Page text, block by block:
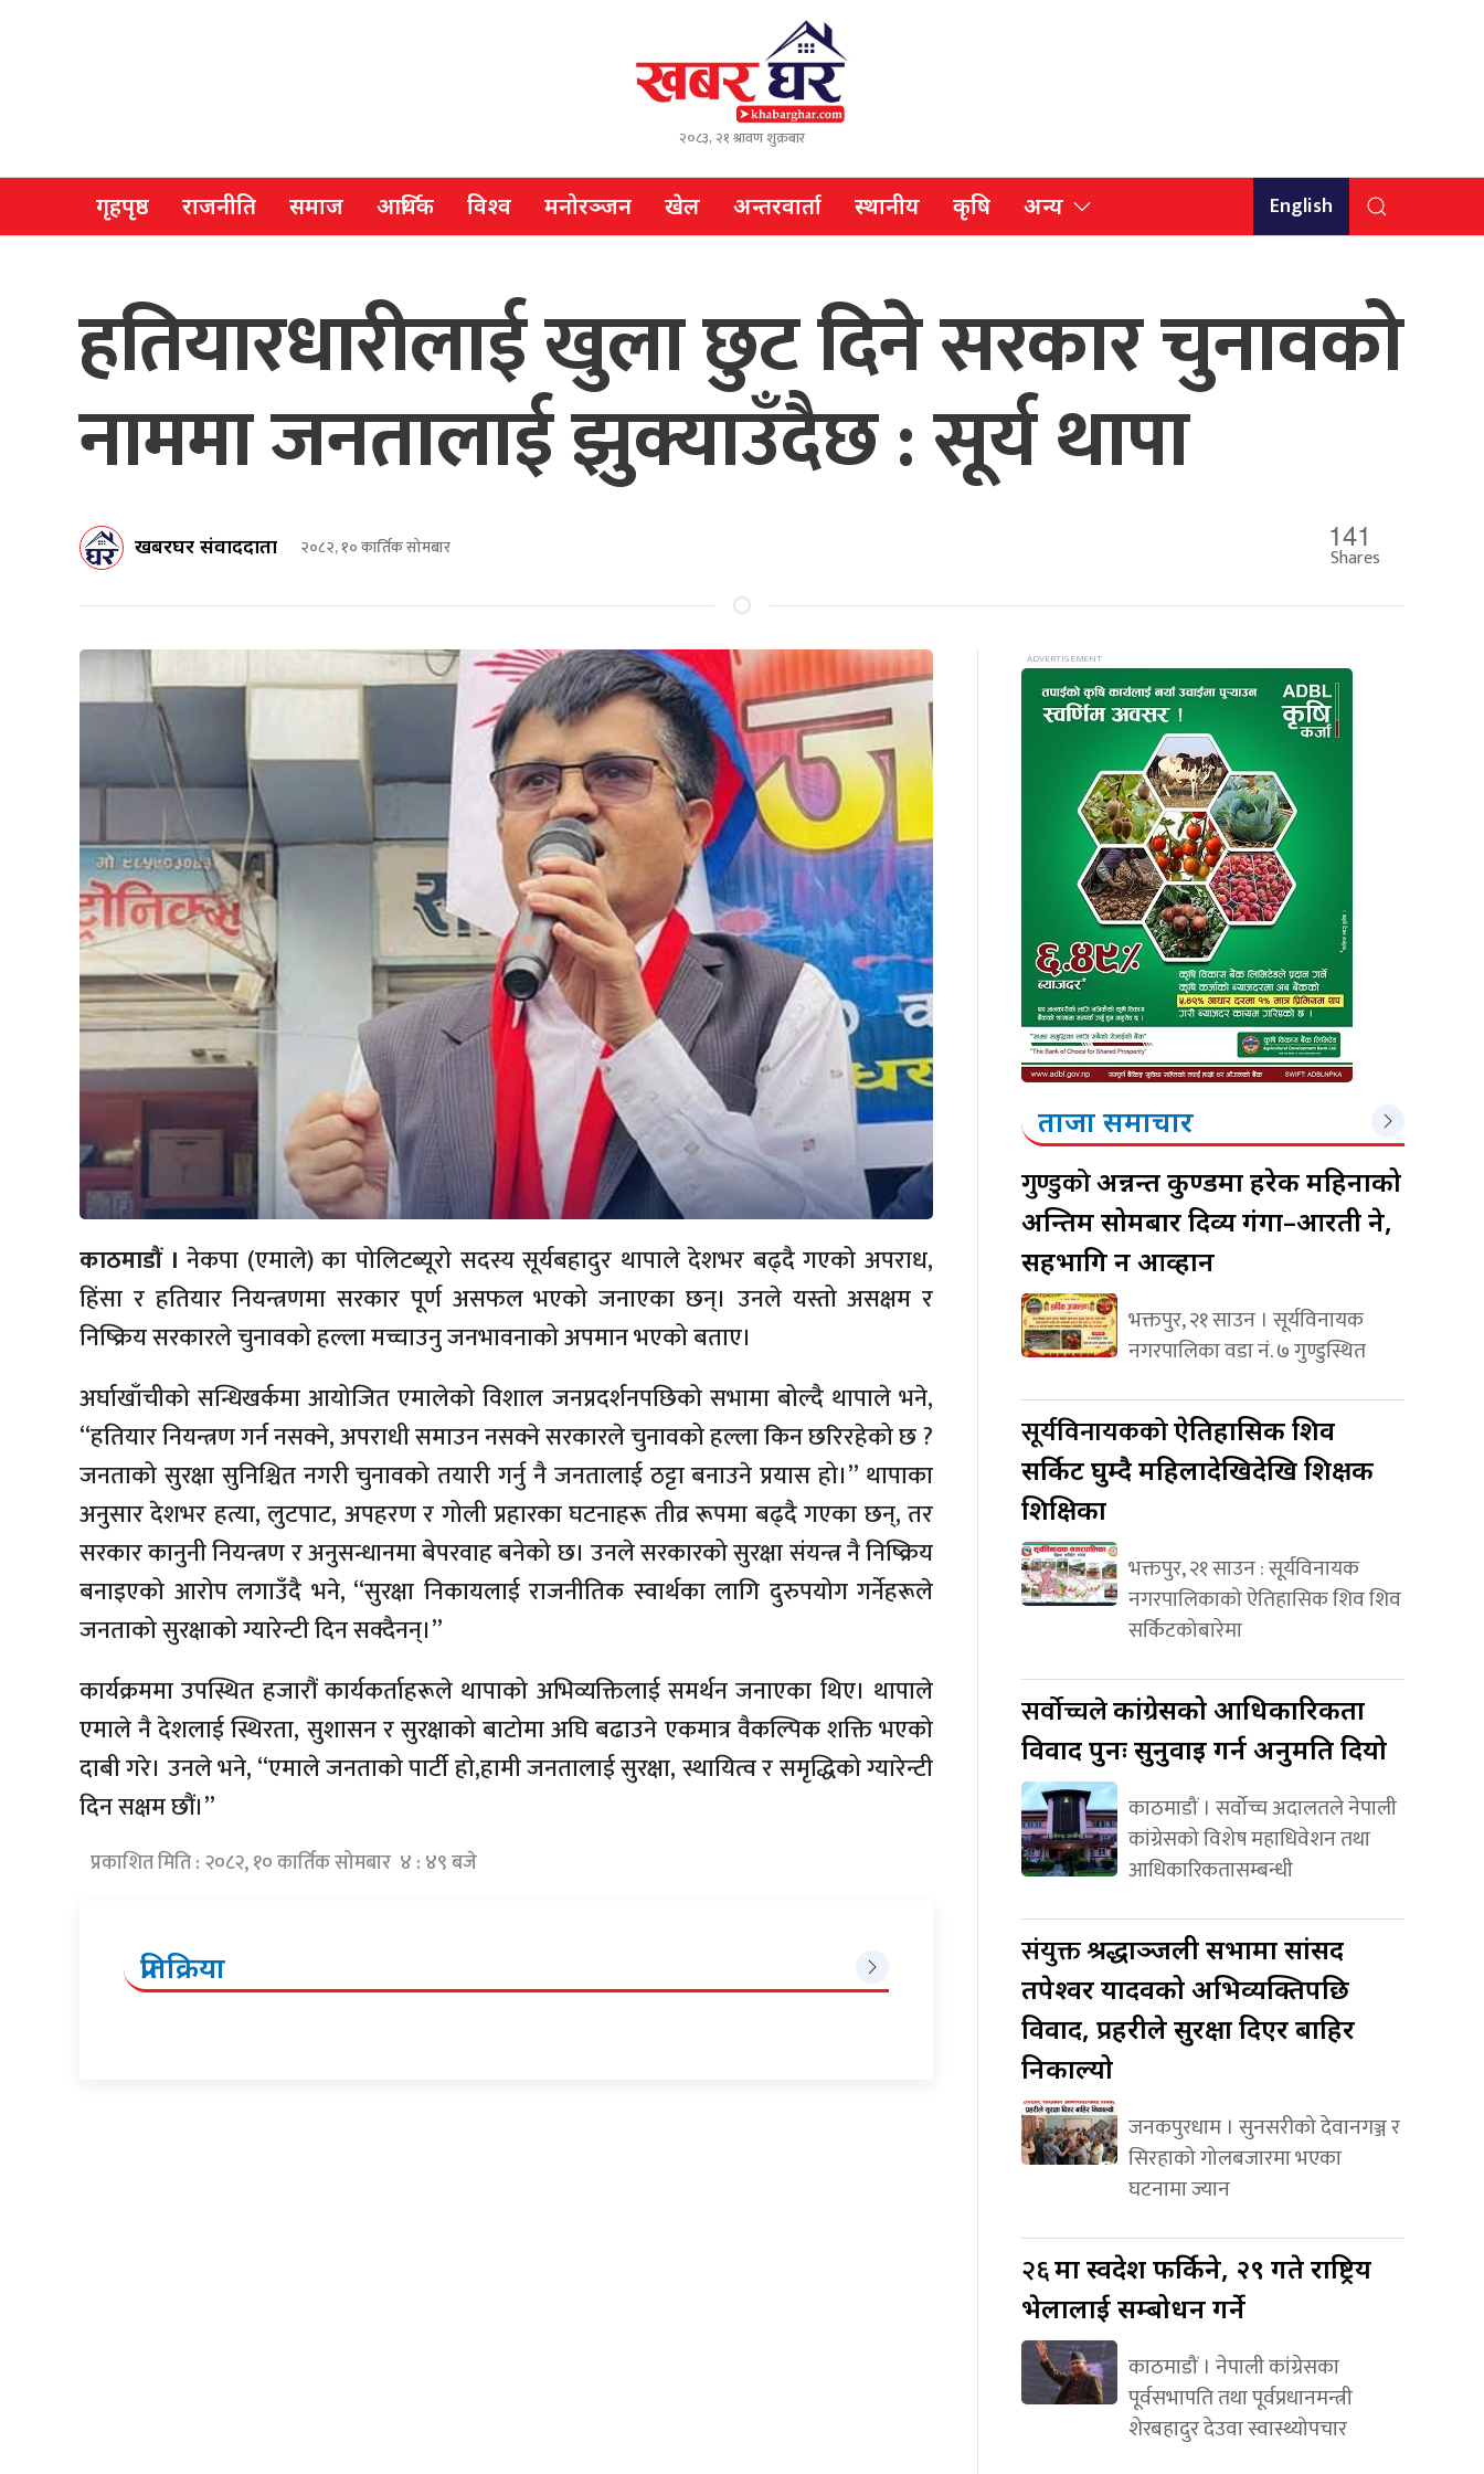
२०८३, २१ श्रावण शुक्रबार
गृहपृष्ठ राजनीति समाज आर्थिक विश्व मनोरञ्जन खेल अन्तरवार्ता स्थानीय कृषि अन्य English
हतियारधारीलाई खुला छुट दिने सरकार चुनावको
नाममा जनतालाई झुक्याउँदैछ : सूर्य थापा
खबरघर संवाददाता २०८२, १० कार्तिक सोमबार 141
Shares
काठमाडौं । नेकपा (एमाले) का पोलिटब्यूरो सदस्य सूर्यबहादुर थापाले देशभर बढ्दै गएको अपराध,
हिंसा र हतियार नियन्त्रणमा सरकार पूर्ण असफल भएको जनाएका छन्। उनले यस्तो असक्षम र
निष्क्रिय सरकारले चुनावको हल्ला मच्चाउनु जनभावनाको अपमान भएको बताए।
अर्घाखाँचीको सन्धिखर्कमा आयोजित एमालेको विशाल जनप्रदर्शनपछिको सभामा बोल्दै थापाले भने,
“हतियार नियन्त्रण गर्न नसक्ने, अपराधी समाउन नसक्ने सरकारले चुनावको हल्ला किन छरिरहेको छ ?
जनताको सुरक्षा सुनिश्चित नगरी चुनावको तयारी गर्नु नै जनतालाई ठट्टा बनाउने प्रयास हो।” थापाका
अनुसार देशभर हत्या, लुटपाट, अपहरण र गोली प्रहारका घटनाहरू तीव्र रूपमा बढ्दै गएका छन्, तर
सरकार कानुनी नियन्त्रण र अनुसन्धानमा बेपरवाह बनेको छ। उनले सरकारको सुरक्षा संयन्त्र नै निष्क्रिय
बनाइएको आरोप लगाउँदै भने, “सुरक्षा निकायलाई राजनीतिक स्वार्थका लागि दुरुपयोग गर्नेहरूले
जनताको सुरक्षाको ग्यारेन्टी दिन सक्दैनन्।”
कार्यक्रममा उपस्थित हजारौं कार्यकर्ताहरूले थापाको अभिव्यक्तिलाई समर्थन जनाएका थिए। थापाले
एमाले नै देशलाई स्थिरता, सुशासन र सुरक्षाको बाटोमा अघि बढाउने एकमात्र वैकल्पिक शक्ति भएको
दाबी गरे। उनले भने, “एमाले जनताको पार्टी हो,हामी जनतालाई सुरक्षा, स्थायित्व र समृद्धिको ग्यारेन्टी
दिन सक्षम छौं।”
प्रकाशित मिति : २०८२, १० कार्तिक सोमबार ४ : ४९ बजे
प्रतिक्रिया
ताजा समाचार
गुण्डुकोअन्नन्त कुण्डमा हरेक महिनाको
अन्तिम सोमबार दिव्य गंगा–आरती हुने,
सहभागि हुन आव्हान
भक्तपुर, २१ साउन । सूर्यविनायक
नगरपालिका वडा नं. ७ गुण्डुस्थित
सूर्यविनायककोऐतिहासिक शिव
सर्किट घुम्दै महिलादेखिदेखि शिक्षक
शिक्षिका
भक्तपुर, २१ साउन : सूर्यविनायक
नगरपालिकाको ऐतिहासिक शिव शिव
सर्किटकोबारेमा
सर्वोच्चलेकांग्रेसको आधिकारिकता
विवाद पुनः सुनुवाइ गर्न अनुमति दियो
काठमाडौं । सर्वोच्च अदालतले नेपाली
कांग्रेसको विशेष महाधिवेशन तथा
आधिकारिकतासम्बन्धी
संयुक्तश्रद्धाञ्जली सभामा सांसद
तपेश्वर यादवको अभिव्यक्तिपछि
विवाद, प्रहरीले सुरक्षा दिएर बाहिर
निकाल्यो
जनकपुरधाम । सुनसरीको देवानगञ्ज र
सिरहाको गोलबजारमा भएका
घटनामा ज्यान
२६मा स्वदेश फर्किने, २९ गते राष्ट्रिय
भेलालाई सम्बोधन गर्ने
काठमाडौं । नेपाली कांग्रेसका
पूर्वसभापति तथा पूर्वप्रधानमन्त्री
शेरबहादुर देउवा स्वास्थ्योपचार